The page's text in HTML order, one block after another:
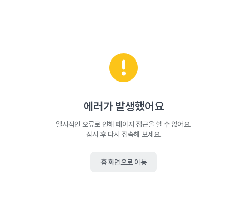
에러가 발생했어요
일시적인 오류로 인해 페이지 접근을 할 수 없어요.
잠시 후 다시 접속해 보세요.
홈 화면으로 이동